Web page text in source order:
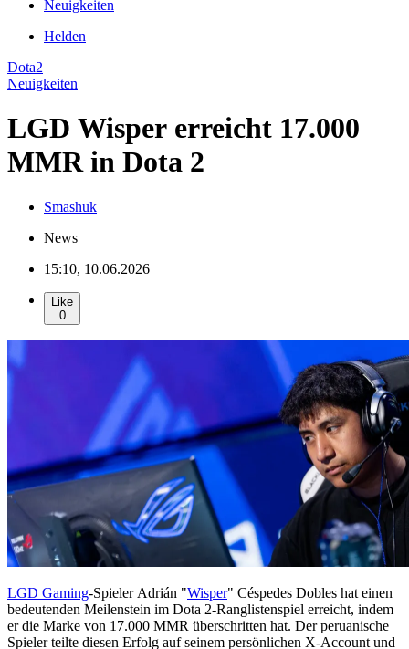
Neuigkeiten
Helden
Dota2
Neuigkeiten
LGD Wisper erreicht 17.000
MMR in Dota 2
Smashuk
News
15:10, 10.06.2026
Like
0
LGD Gaming-Spieler Adrián "Wisper" Céspedes Dobles hat einen
bedeutenden Meilenstein im Dota 2-Ranglistenspiel erreicht, indem
er die Marke von 17.000 MMR überschritten hat. Der peruanische
Spieler teilte diesen Erfolg auf seinem persönlichen X-Account und